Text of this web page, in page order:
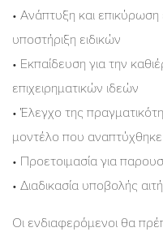
• Ανάπτυξη και επικύρωση
υποστήριξη ειδικών
• Εκπαίδευση για την
επιχειρηματικών ιδεών
• Έλεγχο της
μοντέλο που αναπτύχθηκε
• Προετοιμασία για
• Διαδικασία υποβολής
Οι ενδιαφερόμενοι θα